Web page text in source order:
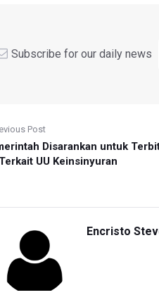
Subscribe for our daily news
Post
Disarankan untuk
UU Keinsinyuran
Encristo